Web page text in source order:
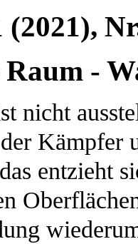
(2021),
-
nicht
entzieht